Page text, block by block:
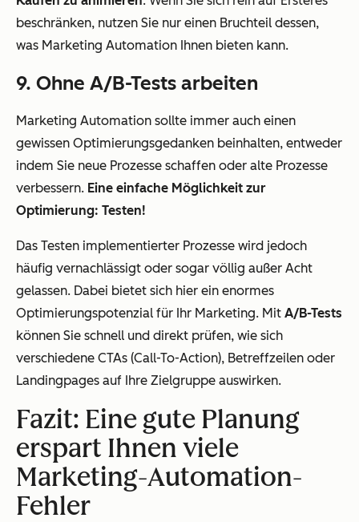
beschränken, nutzen Sie nur einen Bruchteil dessen,
was Marketing Automation Ihnen bieten kann.
9. Ohne A/B-Tests arbeiten
Marketing Automation sollte immer auch einen
gewissen Optimierungsgedanken beinhalten, entweder
indem Sie neue Prozesse schaffen oder alte Prozesse
verbessern. Eine einfache Möglichkeit zur
Optimierung: Testen!
Das Testen implementierter Prozesse wird jedoch
häufig vernachlässigt oder sogar völlig außer Acht
gelassen. Dabei bietet sich hier ein enormes
Optimierungspotenzial für Ihr Marketing. Mit A/B-Tests
können Sie schnell und direkt prüfen, wie sich
verschiedene CTAs (Call-To-Action), Betreffzeilen oder
Landingpages auf Ihre Zielgruppe auswirken.
Fazit: Eine gute Planung
erspart Ihnen viele
Marketing-Automation-
Fehler